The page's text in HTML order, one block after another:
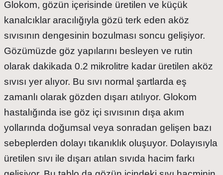
Glokom, gözün içerisinde üretilen ve küçük
kanalcıklar aracılığıyla gözü terk eden aköz
sıvısının dengesinin bozulması soncu gelişiyor.
Gözümüzde göz yapılarını besleyen ve rutin
olarak dakikada 0.2 mikrolitre kadar üretilen aköz
sıvısı yer alıyor. Bu sıvı normal şartlarda eş
zamanlı olarak gözden dışarı atılıyor. Glokom
hastalığında ise göz içi sıvısının dışa akım
yollarında doğumsal veya sonradan gelişen bazı
sebeplerden dolayı tıkanıklık oluşuyor. Dolayısıyla
üretilen sıvı ile dışarı atılan sıvıda hacim farkı